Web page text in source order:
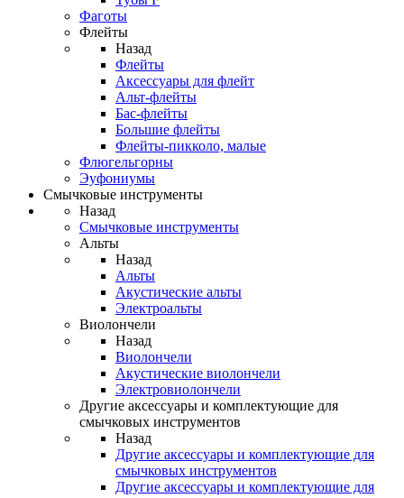
Фаготы
Флейты
Назад
Флейты
Аксессуары для флейт
Альт-флейты
Бас-флейты
Большие флейты
Флейты-пикколо, малые
Флюгельгорны
Эуфониумы
Смычковые инструменты
Назад
Смычковые инструменты
Альты
Назад
Альты
Акустические альты
Электроальты
Виолончели
Назад
Виолончели
Акустические виолончели
Электровиолончели
Другие аксессуары и комплектующие для
смычковых инструментов
Назад
Другие аксессуары и комплектующие для
смычковых инструментов
Другие аксессуары и комплектующие для